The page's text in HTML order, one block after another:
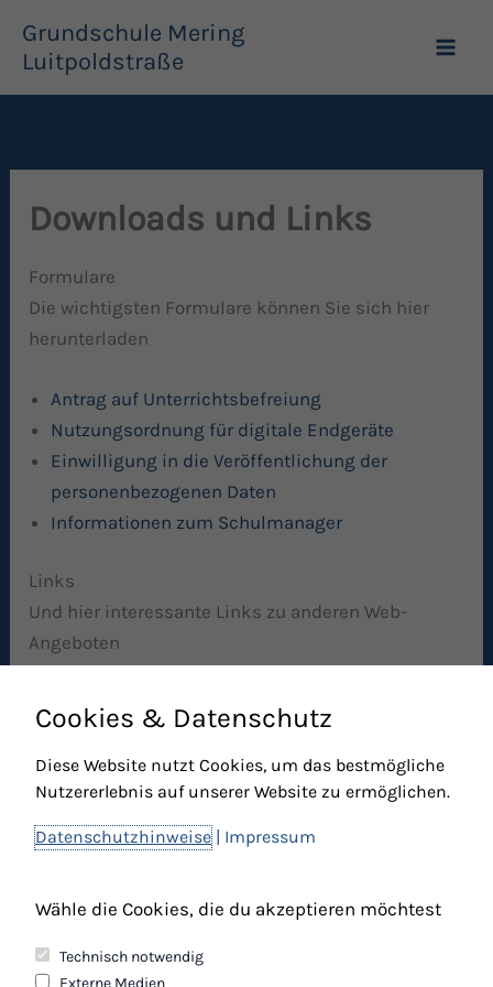
Inhalt
springen
Grundschule Mering
Luitpoldstraße
Downloads und Links
Formulare
Die wichtigsten Formulare können Sie sich hier
herunterladen
Antrag auf Unterrichtsbefreiung
Nutzungsordnung für digitale Endgeräte
Einwilligung in die Veröffentlichung der
personenbezogenen Daten
Informationen zum Schulmanager
Links
Und hier interessante Links zu anderen Web-
Angeboten
Links
Markt Mering
Schulamt Aichach-Friedberg
Cookies & Datenschutz
Diese Website nutzt Cookies, um das bestmögliche
Nutzererlebnis auf unserer Website zu ermöglichen.
Datenschutzhinweise | Impressum
Wähle die Cookies, die du akzeptieren möchtest
Technisch notwendig
Externe Medien